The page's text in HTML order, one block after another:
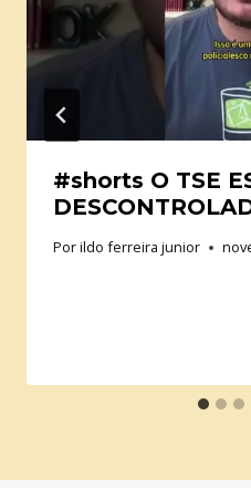
#shorts O TSE
Porildo ferreira junior